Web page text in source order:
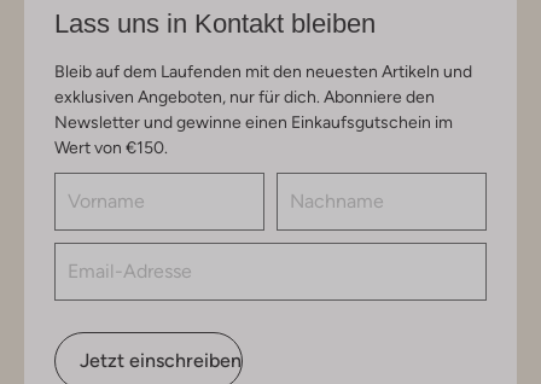
Lass uns in Kontakt bleiben
Bleib auf dem Laufenden mit den neuesten Artikeln und
exklusiven Angeboten, nur für dich. Abonniere den
Newsletter und gewinne einen Einkaufsgutschein im
Wert von €150.
Jetzt einschreiben